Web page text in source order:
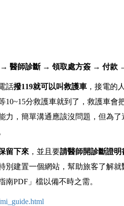
醫師診斷 → 領取處方簽 → 付款
話撥119就可以叫救護車， 接電的
10~15分救護車就到了，救護車會
力，簡單溝通應該沒問題， 但為了
留下來， 並且要請醫師開診斷證明
別建置一個網站，幫助旅客了解就
PDF」檔以備不時之需。